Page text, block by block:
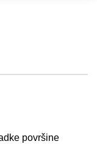
površine